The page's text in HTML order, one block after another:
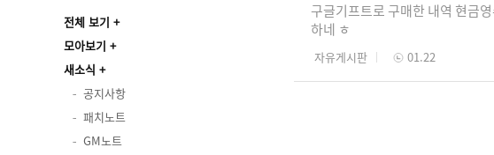
전체 보기
모아보기
새소식
공지사항
패치노트
GM노트
구글기프트로 구매한 내역 현금
하네 ㅎ
자유게시판 01.22